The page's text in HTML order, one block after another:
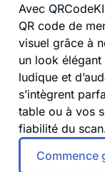
Avec
QR code de
visuel grâce à
un look
ludique et
s’intègrent
table ou à vos
fiabilité du
Commence